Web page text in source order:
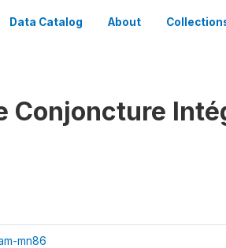
Data Catalog About
Conjoncture
mn86